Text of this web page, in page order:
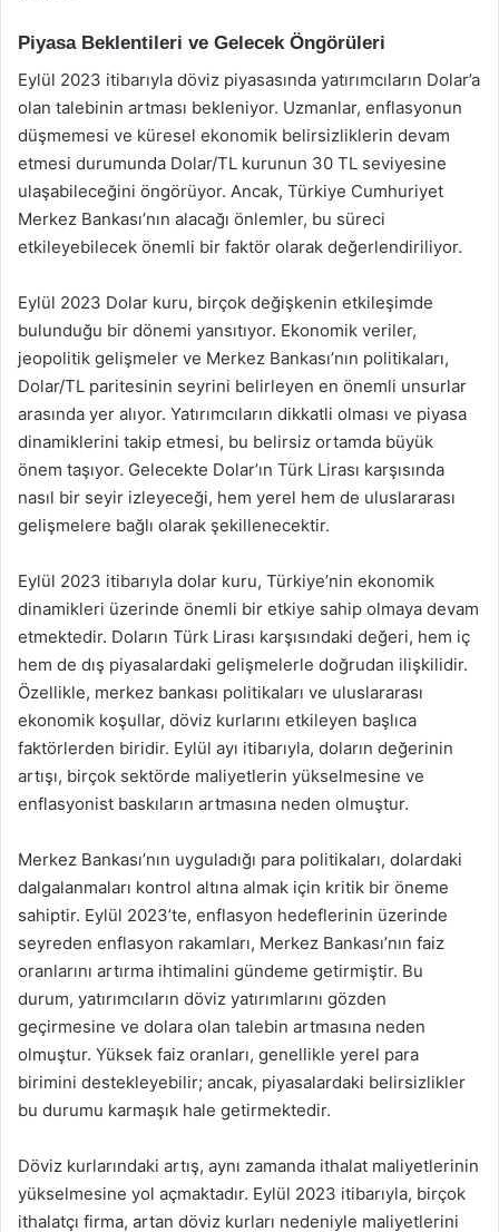
Piyasa Beklentileri ve Gelecek Öngörüleri
Eylül 2023 itibarıyla döviz piyasasında yatırımcıların Dolar’a
olan talebinin artması bekleniyor. Uzmanlar, enflasyonun
düşmemesi ve küresel ekonomik belirsizliklerin devam
etmesi durumunda Dolar/TL kurunun 30 TL seviyesine
ulaşabileceğini öngörüyor. Ancak, Türkiye Cumhuriyet
Merkez Bankası’nın alacağı önlemler, bu süreci
etkileyebilecek önemli bir faktör olarak değerlendiriliyor.
Eylül 2023 Dolar kuru, birçok değişkenin etkileşimde
bulunduğu bir dönemi yansıtıyor. Ekonomik veriler,
jeopolitik gelişmeler ve Merkez Bankası’nın politikaları,
Dolar/TL paritesinin seyrini belirleyen en önemli unsurlar
arasında yer alıyor. Yatırımcıların dikkatli olması ve piyasa
dinamiklerini takip etmesi, bu belirsiz ortamda büyük
önem taşıyor. Gelecekte Dolar’ın Türk Lirası karşısında
nasıl bir seyir izleyeceği, hem yerel hem de uluslararası
gelişmelere bağlı olarak şekillenecektir.
Eylül 2023 itibarıyla dolar kuru, Türkiye’nin ekonomik
dinamikleri üzerinde önemli bir etkiye sahip olmaya devam
etmektedir. Doların Türk Lirası karşısındaki değeri, hem iç
hem de dış piyasalardaki gelişmelerle doğrudan ilişkilidir.
Özellikle, merkez bankası politikaları ve uluslararası
ekonomik koşullar, döviz kurlarını etkileyen başlıca
faktörlerden biridir. Eylül ayı itibarıyla, doların değerinin
artışı, birçok sektörde maliyetlerin yükselmesine ve
enflasyonist baskıların artmasına neden olmuştur.
Merkez Bankası’nın uyguladığı para politikaları, dolardaki
dalgalanmaları kontrol altına almak için kritik bir öneme
sahiptir. Eylül 2023’te, enflasyon hedeflerinin üzerinde
seyreden enflasyon rakamları, Merkez Bankası’nın faiz
oranlarını artırma ihtimalini gündeme getirmiştir. Bu
durum, yatırımcıların döviz yatırımlarını gözden
geçirmesine ve dolara olan talebin artmasına neden
olmuştur. Yüksek faiz oranları, genellikle yerel para
birimini destekleyebilir; ancak, piyasalardaki belirsizlikler
bu durumu karmaşık hale getirmektedir.
Döviz kurlarındaki artış, aynı zamanda ithalat maliyetlerinin
yükselmesine yol açmaktadır. Eylül 2023 itibarıyla, birçok
ithalatçı firma, artan döviz kurları nedeniyle maliyetlerini